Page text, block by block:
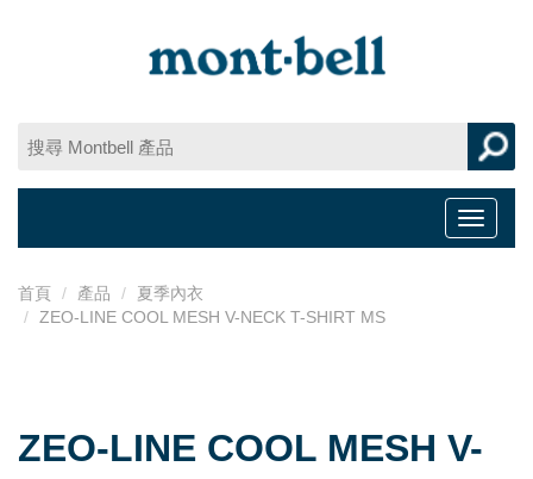
Toggle
首頁 產品
夏季內衣
ZEO-LINE COOL MESH V-NECK T-SHIRT MS
ZEO-LINE COOL MESH V-